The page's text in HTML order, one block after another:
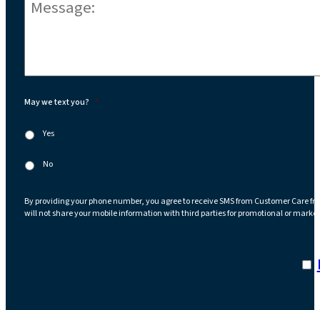
May we text you? *
Yes
No
By providing your phone number, you agree to receive SMS from Customer Care
will not share your mobile information with third parties for promotional or
I